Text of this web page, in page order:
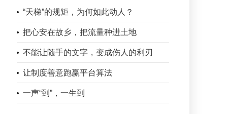
“天梯”的规矩，为何如此动人？
把心安在故乡，把流量种进土地
不能让随手的文字，变成伤人的利刃
让制度善意跑赢平台算法
一声“到”，一生到